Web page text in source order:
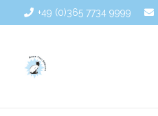
+49 (0)365 7734 9999